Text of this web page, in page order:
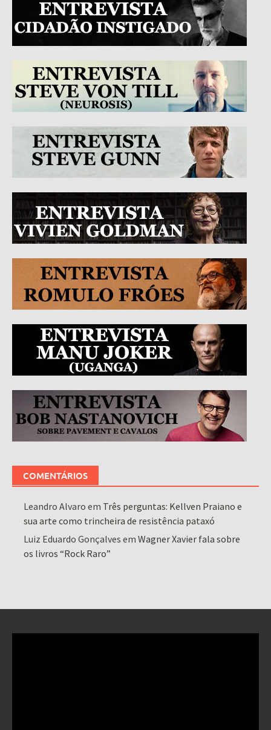
COMENTÁRIOS
Leandro Alvaro em Três perguntas: Kellven Praiano e
sua arte como trincheira de resistência pataxó
Luiz Eduardo Gonçalves emWagner Xavier fala sobre
os livros “Rock Raro”